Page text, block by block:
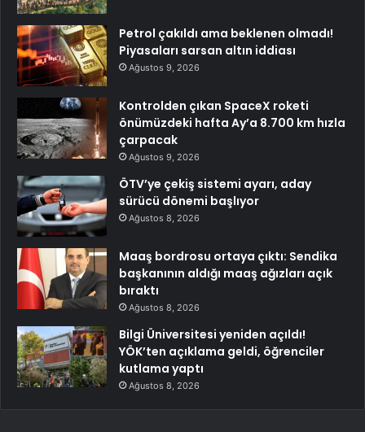
Petrol çakıldı ama beklenen olmadı!
Piyasaları sarsan altın iddiası
Ağustos 9, 2026
Kontrolden çıkan SpaceX roketi
önümüzdeki hafta Ay’a 8.700 km hızla
çarpacak
Ağustos 9, 2026
ÖTV’ye çekiş sistemi ayarı, aday
sürücü dönemi başlıyor
Ağustos 8, 2026
Maaş bordrosu ortaya çıktı: Sendika
başkanının aldığı maaş ağızları açık
bıraktı
Ağustos 8, 2026
Bilgi Üniversitesi yeniden açıldı!
YÖK’ten açıklama geldi, öğrenciler
kutlama yaptı
Ağustos 8, 2026